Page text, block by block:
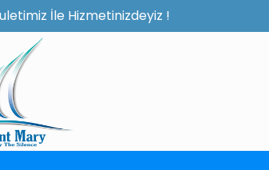
İle Hizmetinizdeyiz !